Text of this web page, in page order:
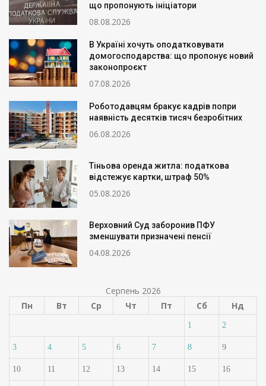
що пропонують ініціатори
08.08.2026
В Україні хочуть оподатковувати
домогосподарства: що пропонує новий
законопроєкт
07.08.2026
Роботодавцям бракує кадрів попри
наявність десятків тисяч безробітних
06.08.2026
Тіньова оренда житла: податкова
відстежує картки, штраф 50%
05.08.2026
Верховний Суд заборонив ПФУ
зменшувати призначені пенсії
04.08.2026
Серпень 2026
Пн
Вт Ср Чт Пт Сб Нд
1 2
3 4 5 6 7 8 9
10 11 12 13 14 15 16